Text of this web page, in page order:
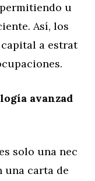
u
Así, los
a estrat
avanzad
solo una nec
una carta de